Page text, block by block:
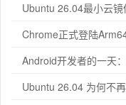
Ubuntu 26.04最小云
Chrome正式登陆
Android开发者的一天
Ubuntu 26.04 为何不